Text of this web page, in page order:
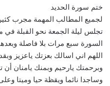
ختم سورة الحديد
لجميع المطالب المهمة مجرب
تجلس ليلة الجمعة نحو القبلة
السورة سبع مرات بلا فاصلة
اللهم اني اسالك بعزتك ياعزيز
وبرحمتك يارحيم وبمنك يامنان أن
وساجدا نائما ويقظة حيا وميتا